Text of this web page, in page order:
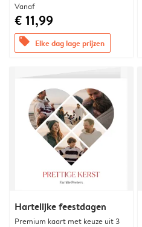
Vanaf
€ 11,99
offers Elke dag lage prijzen
Hartelijke feestdagen
Premium kaart met keuze uit 3